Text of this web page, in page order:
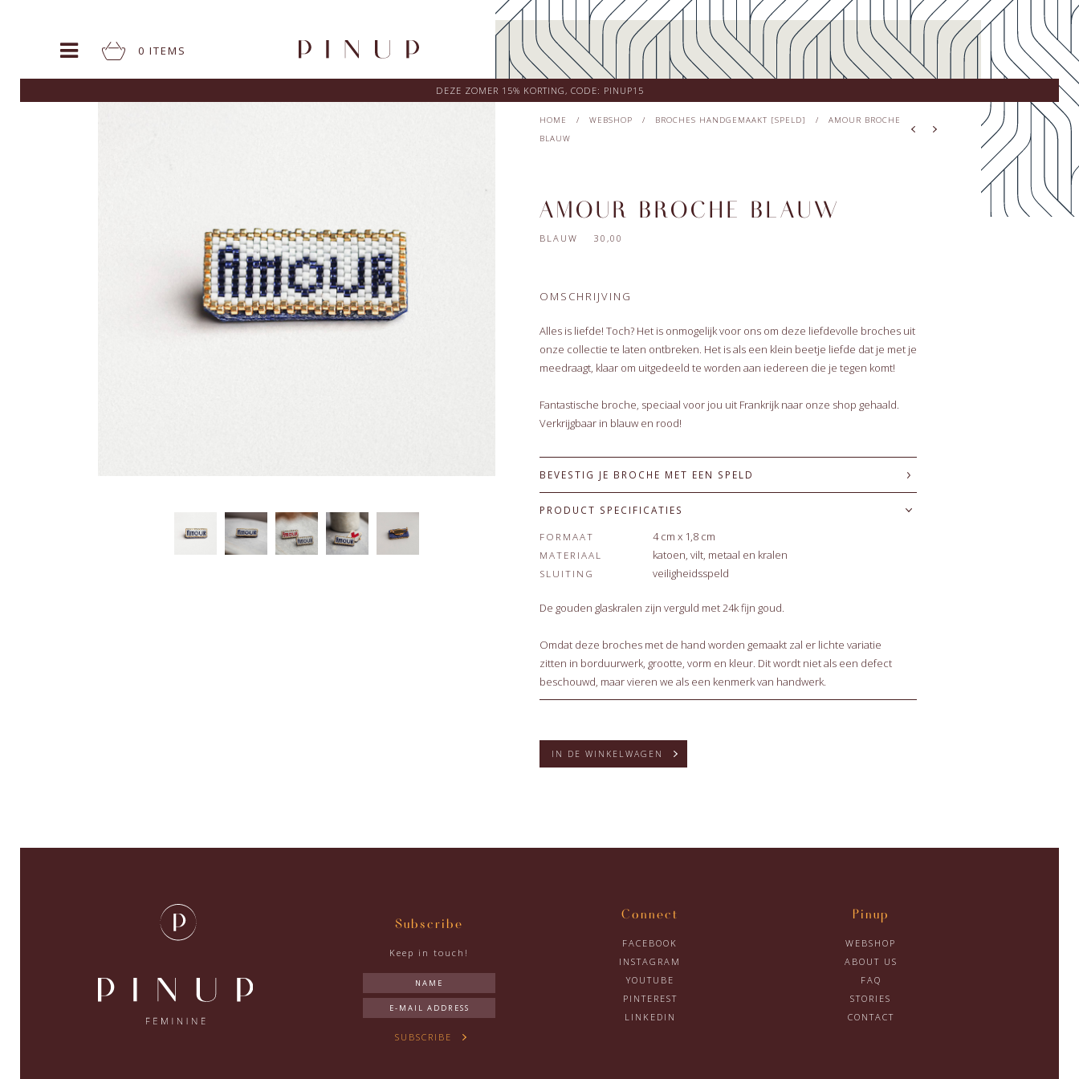
0 ITEM S
DEZE ZOMER 15% KORTING, CODE: PINUP15
HOME / WEBSHOP / BROCHES HANDGEMAAKT [SPELD] / AMOUR BROCHE
BLAUW
AMOUR BROCHE BLAUW
BLAUW 30,00
OMSCHRIJVING
Alles is liefde! Toch? Het is onmogelijk voor ons om deze liefdevolle broches uit
onze collectie te laten ontbreken. Het is als een klein beetje liefde dat je met je
meedraagt, klaar om uitgedeeld te worden aan iedereen die je tegen komt!
Fantastische broche, speciaal voor jou uit Frankrijk naar onze shop gehaald.
Verkrijgbaar in blauw en rood!
BEVESTIG JE BROCHE MET EEN SPELD
PRODUCT SPECIFICATIES
FORMAAT 4 cm x 1,8 cm
MATERIAAL katoen, vilt, metaal en kralen
SLUITING veiligheidsspeld
De gouden glaskralen zijn verguld met 24k fijn goud.
Omdat deze broches met de hand worden gemaakt zal er lichte variatie
zitten in borduurwerk, grootte, vorm en kleur. Dit wordt niet als een defect
beschouwd, maar vieren we als een kenmerk van handwerk.
IN DE WINKELWAGEN
Subscribe
Keep in touch!
SUBSCRIBE
Connect
FACEBOOK
INSTAGRAM
YOUTUBE
PINTEREST
LINKEDIN
Pinup
WEBSHOP
ABOUT US
FAQ
STORIES
CONTACT